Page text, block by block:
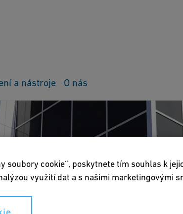
a nástroje O nás
soubory cookie“, poskytnete tím souhlas k
využití dat a s našimi marketingovými